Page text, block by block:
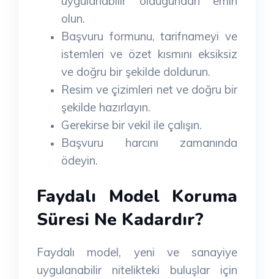
olun.
Başvuru formunu, tarifnameyi ve
istemleri ve özet kısmını eksiksiz
ve doğru bir şekilde doldurun.
Resim ve çizimleri net ve doğru bir
şekilde hazırlayın.
Gerekirse bir vekil ile çalışın.
Başvuru harcını zamanında
ödeyin.
Faydalı Model Koruma
Süresi Ne Kadardır?
Faydalı model, yeni ve sanayiye
uygulanabilir nitelikteki buluşlar için